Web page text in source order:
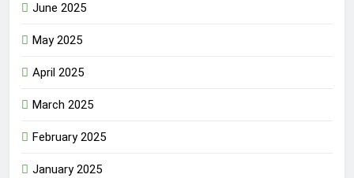
June 2025
May 2025
April 2025
March 2025
February 2025
January 2025